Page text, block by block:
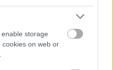
storage
cookies on web or